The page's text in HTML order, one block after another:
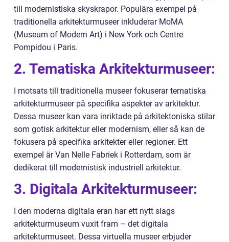
till modernistiska skyskrapor. Populära exempel på
traditionella arkitekturmuseer inkluderar MoMA
(Museum of Modern Art) i New York och Centre
Pompidou i Paris.
2. Tematiska Arkitekturmuseer:
I motsats till traditionella museer fokuserar tematiska
arkitekturmuseer på specifika aspekter av arkitektur.
Dessa museer kan vara inriktade på arkitektoniska stilar
som gotisk arkitektur eller modernism, eller så kan de
fokusera på specifika arkitekter eller regioner. Ett
exempel är Van Nelle Fabriek i Rotterdam, som är
dedikerat till modernistisk industriell arkitektur.
3. Digitala Arkitekturmuseer:
I den moderna digitala eran har ett nytt slags
arkitekturmuseum vuxit fram – det digitala
arkitekturmuseet. Dessa virtuella museer erbjuder